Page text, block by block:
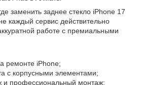
заменить заднее стекло iPhone 17
каждый сервис действительно
работе с премиальными
iPhone;
с корпусными элементами;
профессиональный монтаж;